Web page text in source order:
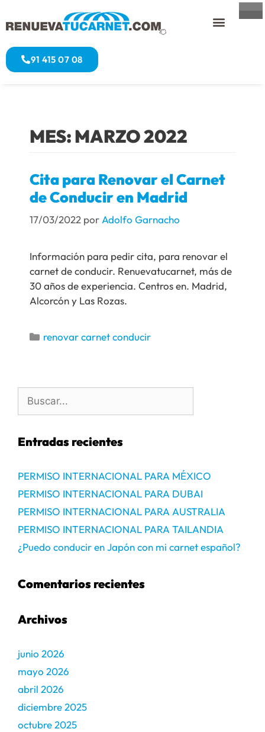
91 415 07 08
MES:MARZO 2022
Cita para Renovar el Carnet
de Conducir en Madrid
17/03/2022 porAdolfo Garnacho
Información para pedir cita, para renovar el
carnet de conducir. Renuevatucarnet, más de
30 años de experiencia. Centros en. Madrid,
Alcorcón y Las Rozas.
renovar carnet conducir
Entradas recientes
PERMISO INTERNACIONAL PARA MÉXICO
PERMISO INTERNACIONAL PARA DUBAI
PERMISO INTERNACIONAL PARA AUSTRALIA
PERMISO INTERNACIONAL PARA TAILANDIA
¿Puedo conducir en Japón con mi carnet español?
Comentarios recientes
Archivos
junio 2026
mayo 2026
abril 2026
diciembre 2025
octubre 2025